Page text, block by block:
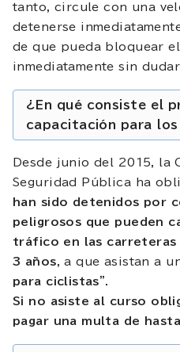
tanto, circule con una
detenerse
de que pueda bloquear
inmediatamente sin dudar.
¿En qué consiste el
capacitación para
Desde junio del 2015, la
Seguridad Pública ha
han sido detenidos por
peligrosos que pueden
tráfico en las carreteras
3 años , a que asistan a
para ciclistas"
Si no asiste al curso
pagar una multa de